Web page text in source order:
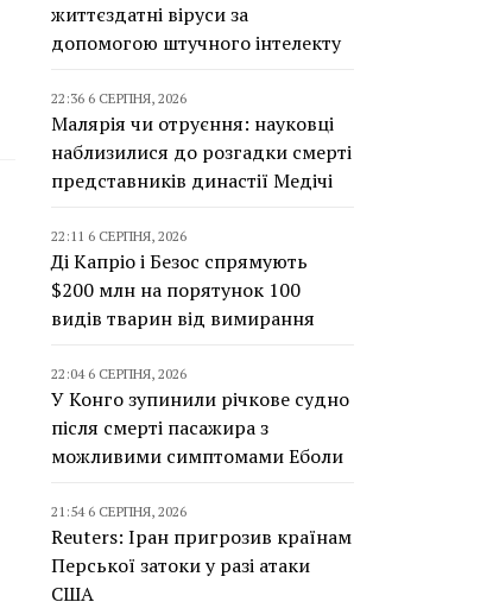
життєздатні віруси за
допомогою штучного інтелекту
22:36 6 СЕРПНЯ, 2026
Малярія чи отруєння: науковці
наблизилися до розгадки смерті
представників династії Медічі
22:11 6 СЕРПНЯ, 2026
Ді Капріо і Безос спрямують
$200 млн на порятунок 100
видів тварин від вимирання
22:04 6 СЕРПНЯ, 2026
У Конго зупинили річкове судно
після смерті пасажира з
можливими симптомами Еболи
21:54 6 СЕРПНЯ, 2026
Reuters: Іран пригрозив країнам
Перської затоки у разі атаки
США